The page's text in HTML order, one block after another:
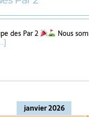
des Par 2
Nous
janvier 2026